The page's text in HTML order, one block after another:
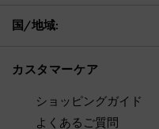
国/地域:
カスタマーケア
ショッピングガイド
よくあるご質問